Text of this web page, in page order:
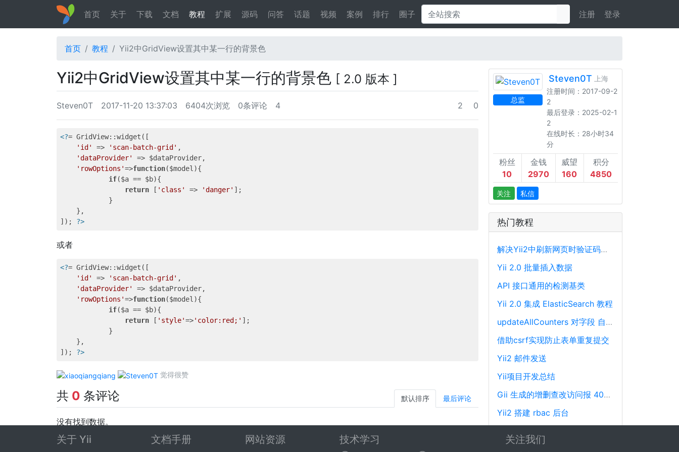
首页 关于 下载 文档 教程 扩展 源码 问答 话题 视频 案例 排行 圈子 注册 登录
首页 教程 Yii2中GridView设置其中某一行的背景色
Yii2中GridView设置其中某一行的背景色 [ 2.0 版本 ]
Steven0T 2017-11-20 13:37:03 6404次浏览 0条评论 4 2 0
<?= GridView::widget([
'id'
=> 'scan-batch-grid' ,
'dataProvider'
=> $dataProvider,
'rowOptions'=>function($model){
if($a == $b){
return [ 'class' => 'danger' ];
            }
    },
]); ?>
或者
<?= GridView::widget([
'id'
=> 'scan-batch-grid' ,
'dataProvider'
=> $dataProvider,
'rowOptions'=>function($model){
if($a == $b){
return [ 'style'=>'color:red;' ];
            }
    },
]); ?>
觉得很赞
共 0 条评论 默认排序 最后评论
没有找到数据。
发表评论
总监
Steven0T
上海
注册时间：2017-09-2
2
最后登录：2025-02-1
2
在线时长：28小时34
分
粉丝
10
金钱
2970
威望
160
积分
4850
关注 私信
热门教程
解决Yii2中刷新网页时验证码不刷新的问题
Yii 2.0 批量插入数据
API 接口通用的检测基类
Yii 2.0 集成 ElasticSearch 教程
updateAllCounters 对字段 自动加一 或 减一
借助csrf实现防止表单重复提交
Yii2 邮件发送
Yii项目开发总结
Gii 生成的增删查改访问报 404 错误解决方法
Yii2 搭建 rbac 后台
关于 Yii 文档手册 网站资源 技术学习 关注我们